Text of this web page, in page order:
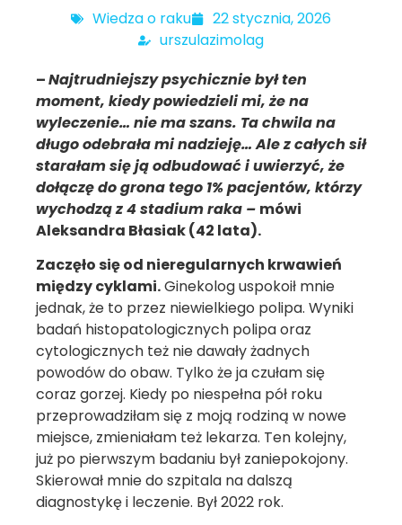
Wiedza o raku
22 stycznia, 2026
urszulazimolag
–Najtrudniejszy psychicznie był ten
moment, kiedy powiedzieli mi, że na
wyleczenie… nie ma szans. Ta chwila na
długo odebrała mi nadzieję… Ale z całych sił
starałam się ją odbudować i uwierzyć, że
dołączę do grona tego 1% pacjentów, którzy
wychodzą z 4 stadium raka – mówi
Aleksandra Błasiak (42 lata).
Zaczęło się od nieregularnych krwawień
między cyklami.Ginekolog uspokoił mnie
jednak, że to przez niewielkiego polipa. Wyniki
badań histopatologicznych polipa oraz
cytologicznych też nie dawały żadnych
powodów do obaw. Tylko że ja czułam się
coraz gorzej. Kiedy po niespełna pół roku
przeprowadziłam się z moją rodziną w nowe
miejsce, zmieniałam też lekarza. Ten kolejny,
już po pierwszym badaniu był zaniepokojony.
Skierował mnie do szpitala na dalszą
diagnostykę i leczenie. Był 2022 rok.